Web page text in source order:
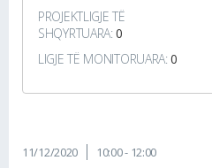
PROJEKTLIGJE TË
SHQYRTUARA:0
LIGJE TË MONITORUARA:0
11/12/2020 10:00 - 12:00